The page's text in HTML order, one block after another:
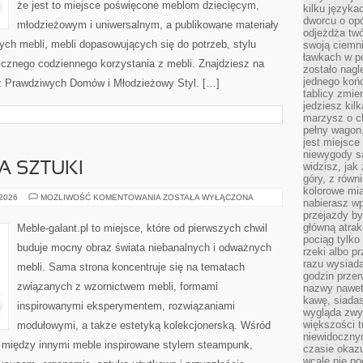
że jest to miejsce poświęcone meblom dziecięcym,
młodzieżowym i uniwersalnym, a publikowane materiały
mebli, mebli dopasowujących się do potrzeb, stylu
codziennego korzystania z mebli. Znajdziesz na
Domów i Młodzieżowy Styl. […]
SZTUKI
MOŻLIWOŚĆ KOMENTOWANIA MEBLE
SZTUKI
ZOSTAŁA WYŁĄCZONA
Meble-galant.pl to miejsce, które od pierwszych chwil
buduje mocny obraz świata niebanalnych i odważnych
mebli. Sama strona koncentruje się na tematach
związanych z wzornictwem mebli, formami
inspirowanymi eksperymentem, rozwiązaniami
modułowymi, a także estetyką kolekcjonerską. Wśród
innymi meble inspirowane stylem steampunk,
kilku
dworcu o
odjeżdża
swoją
ławkach w
zostało
jednego
tablicy
jedziesz
marzysz o
pełny
jest miejsce
niewygody
widzisz, jak
góry, z
kolorowe
nabierasz
przejazdy
główną
pociąg tylko
rzeki albo
razu
godzin
nazwy
kawę,
wygląda
większości
czasie